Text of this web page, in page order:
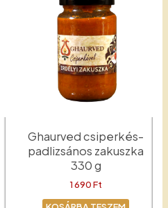
Ghaurved csiperkés-
padlizsános zakuszka
330 g
1 690Ft